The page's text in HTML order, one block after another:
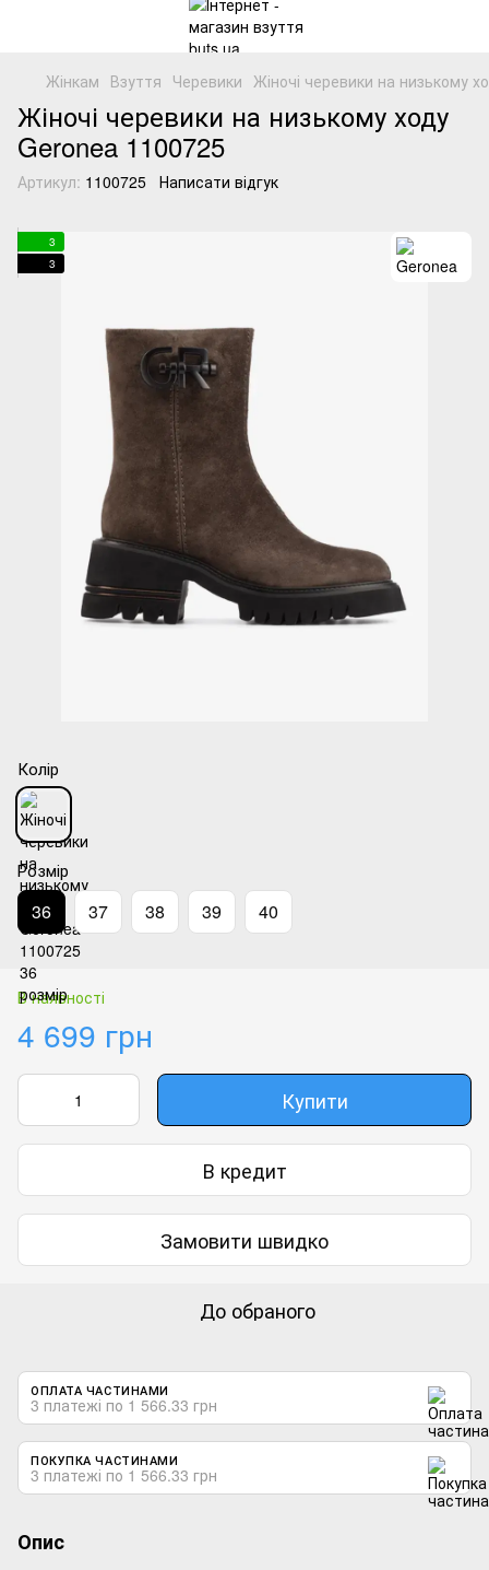
Жінкам Взуття Черевики Жіночі черевики на низькому
Жіночі черевики на низькому ходу
Geronea 1100725
Артикул: 1100725 Написати відгук
3
3
Колір
Розмір
36 37 38 39 40
В наявності
4 699 грн
Купити
В кредит
Замовити швидко
До обраного
ОПЛАТА ЧАСТИНАМИ
3 платежі по 1 566.33 грн
ПОКУПКА ЧАСТИНАМИ
3 платежі по 1 566.33 грн
Опис